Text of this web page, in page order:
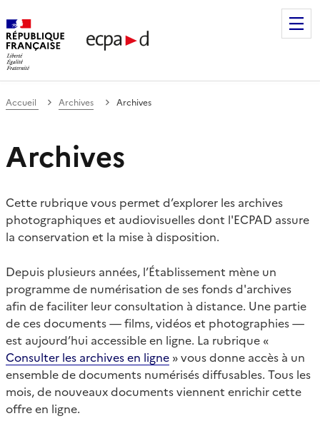
de communication et de production
Accueil Archives Archives
Archives
Cette rubrique vous permet d’explorer les archives
photographiques et audiovisuelles dont l'ECPAD assure
la conservation et la mise à disposition.
Depuis plusieurs années, l’Établissement mène un
programme de numérisation de ses fonds d'archives
afin de faciliter leur consultation à distance. Une partie
de ces documents — films, vidéos et photographies —
est aujourd’hui accessible en ligne. La rubrique «
Consulter les archives en ligne » vous donne accès à un
ensemble de documents numérisés diffusables. Tous les
mois, de nouveaux documents viennent enrichir cette
offre en ligne.